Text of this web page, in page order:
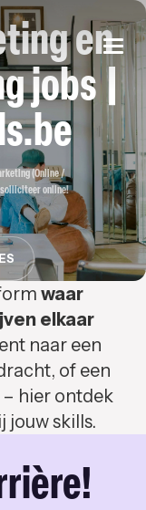
en
jobs |
(Online /
online!
waar
elkaar
naar een
of een
hier ontdek
jouw skills.